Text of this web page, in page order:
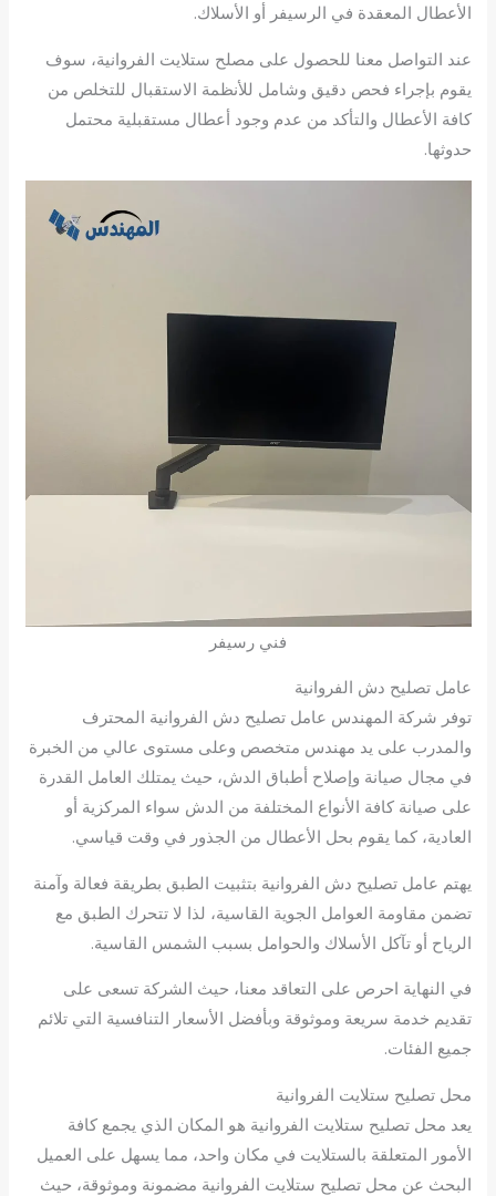
الأعطال المعقدة في الرسيفر أو الأسلاك.
عند التواصل معنا للحصول على مصلح ستلايت الفروانية، سوف
يقوم بإجراء فحص دقيق وشامل للأنظمة الاستقبال للتخلص من
كافة الأعطال والتأكد من عدم وجود أعطال مستقبلية محتمل
حدوثها.
فني رسيفر
عامل تصليح دش الفروانية
توفر شركة المهندس عامل تصليح دش الفروانية المحترف
والمدرب على يد مهندس متخصص وعلى مستوى عالي من الخبرة
في مجال صيانة وإصلاح أطباق الدش، حيث يمتلك العامل القدرة
على صيانة كافة الأنواع المختلفة من الدش سواء المركزية أو
العادية، كما يقوم بحل الأعطال من الجذور في وقت قياسي.
يهتم عامل تصليح دش الفروانية بتثبيت الطبق بطريقة فعالة وآمنة
تضمن مقاومة العوامل الجوية القاسية، لذا لا تتحرك الطبق مع
الرياح أو تآكل الأسلاك والحوامل بسبب الشمس القاسية.
في النهاية احرص على التعاقد معنا، حيث الشركة تسعى على
تقديم خدمة سريعة وموثوقة وبأفضل الأسعار التنافسية التي تلائم
جميع الفئات.
محل تصليح ستلايت الفروانية
يعد محل تصليح ستلايت الفروانية هو المكان الذي يجمع كافة
الأمور المتعلقة بالستلايت في مكان واحد، مما يسهل على العميل
البحث عن محل تصليح ستلايت الفروانية مضمونة وموثوقة، حيث